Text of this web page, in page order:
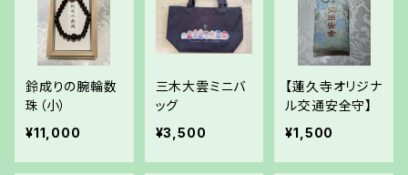
鈴成りの腕輪数
珠（小）
¥11,000
三木大雲ミニバ
ッグ
¥3,500
【蓮久寺オリジナ
ル交通安全守】
¥1,500